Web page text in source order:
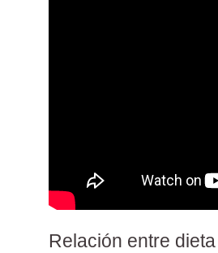
Relación entre